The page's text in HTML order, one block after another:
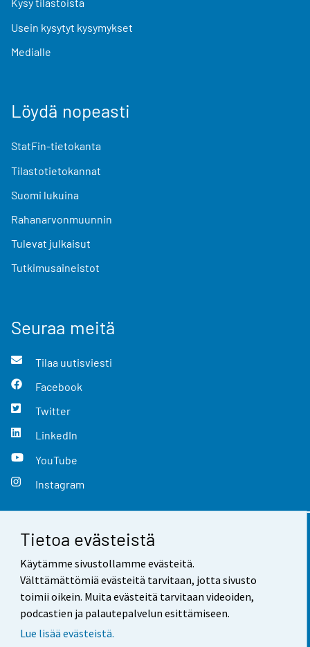
Tietoa evästeistä
Käytämme sivustollamme evästeitä.
Välttämättömiä evästeitä tarvitaan, jotta sivusto
toimii oikein. Muita evästeitä tarvitaan videoiden,
podcastien ja palautepalvelun esittämiseen.
Lue lisää evästeistä.
Kysy tilastoista
Usein kysytyt kysymykset
Medialle
Löydä nopeasti
StatFin-tietokanta
Tilastotietokannat
Suomi lukuina
Rahanarvonmuunnin
Tulevat julkaisut
Tutkimusaineistot
Seuraa meitä
Tilaa uutisviesti
Facebook
Twitter
LinkedIn
YouTube
Instagram
Yhteystiedot
Palaute
Käyttöehdot